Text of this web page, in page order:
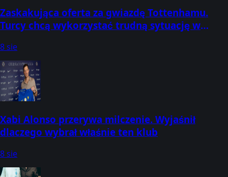
Zaskakująca oferta za gwiazdę Tottenhamu.
Turcy chcą wykorzystać trudną sytuację w
8 sie
Xabi Alonso przerywa milczenie. Wyjaśnił
dlaczego wybrał właśnie ten klub
8 sie